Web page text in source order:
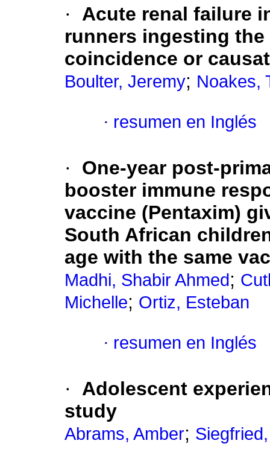
·
Acute renal failure
runners ingesting
coincidence or
Boulter, Jeremy; Noakes,
· resumen en Inglés
·
One-year post-
booster immune
vaccine (Pentaxim)
South African
age with the same
Madhi, Shabir Ahmed ;
Michelle; Ortiz, Esteban
· resumen en Inglés
·
Adolescent
study
Abrams, Amber;